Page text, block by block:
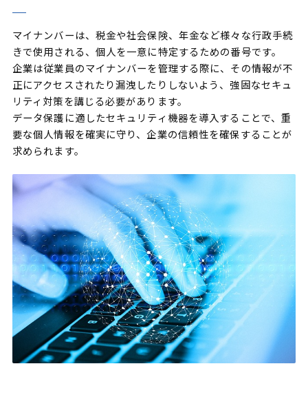
マイナンバーは、税金や社会保険、年金など様々な行政手続
きで使用される、個人を一意に特定するための番号です。
企業は従業員のマイナンバーを管理する際に、その情報が不
正にアクセスされたり漏洩したりしないよう、強固なセキュ
リティ対策を講じる必要があります。
データ保護に適したセキュリティ機器を導入することで、重
要な個人情報を確実に守り、企業の信頼性を確保することが
求められます。